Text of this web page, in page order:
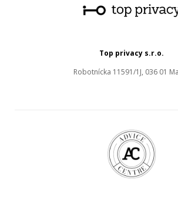
Top privacy s.r.o.
Robotnícka 11591/1J, 036 01